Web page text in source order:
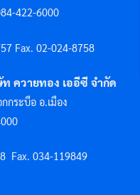
422-6000
Fax. 02-024-8758
ควายทอง เออีซี จำกัด
กระบือ อ.เมือง
Fax. 034-119849